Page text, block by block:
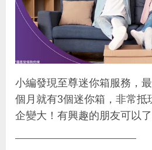
小編發現至尊迷你箱服務，
個月就有3個迷你箱，非常抵
企變大！有興趣的朋友可以了
———————————–